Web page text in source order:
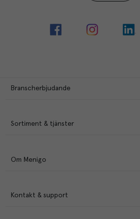
Branscherbjudande
Sortiment & tjänster
Om Menigo
Kontakt & support